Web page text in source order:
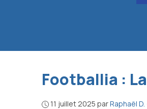
Footballia :
11 juillet 2025 parRaphaël D.